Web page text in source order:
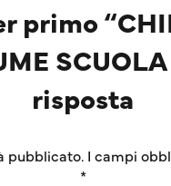
primo
risposta
pubblicato. I campi
*